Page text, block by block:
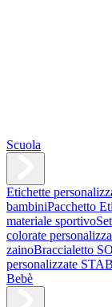
Scuola
Etichette
bambiniPacchetto
materiale sportivo
colorate
zainoBraccialetto
personalizzate
Bebè